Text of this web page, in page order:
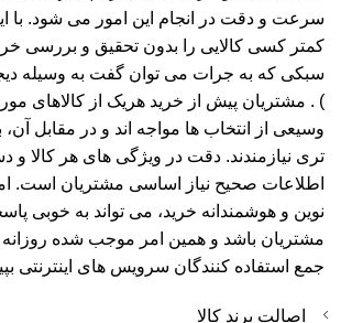
سرعت و دقت در انجام این امور می شود. با
کمتر کسی کالایی را بدون تحقیق و بررسی
سبکی که به جرات می توان گفت به وسیله
) . مشتریان پیش از خرید هریک از کالاهای
وسیعی از انتخاب ها مواجه اند و در مقابل
تری نیازمندند. دقت در ویژگی های هر کالا و
اطلاعات صحیح نیاز اساسی مشتریان است.
نوین و هوشمندانه خرید، می تواند به خوبی
مشتریان باشد و همین امر موجب شده روزانه
جمع استفاده کنندگان سرویس های اینترنتی
اصالت برند کالا